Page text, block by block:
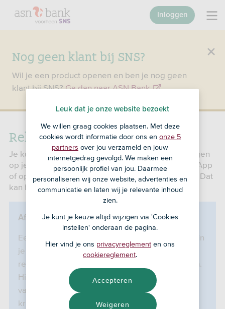
Nog geen klant bij SNS?
Wil je een product openen en ben je nog geen
klant bij SNS?Ga dan naar ASN Bank .
Inloggen
Rekeningafschriften
Je kunt op verschillende manieren de overboekingen
op je rekeningen bekijken. In Mijn SNS, in de SNS App
of op een papieren afschrift. Wil je dat aanpassen? Dat
kan hieronder.
Afschrift van een opgeheven rekening
Een opgeheven rekening zie je niet meer terug in
je overzicht. Je vindt het in Mijn SNS bij Zelf
regelen > Rekeningen > Opgeheven Rekeningen.
Hier kun je de afschriften downloaden. Kreeg je
van je rekening altijd afschriften per post? Dan
krijg je ook van de laatste periode gratis een
Leuk dat je onze website bezoekt
We willen graag cookies plaatsen. Met deze
cookies wordt informatie door ons en onze 5
partners over jou verzameld en jouw
internetgedrag gevolgd. We maken een
persoonlijk profiel van jou. Daarmee
personaliseren wij onze website, advertenties en
communicatie en laten wij je relevante inhoud
zien.
Je kunt je keuze altijd wijzigen via 'Cookies
instellen' onderaan de pagina.
Hier vind je ons privacyreglement en ons
cookiereglement.
Weigeren
Accepteren